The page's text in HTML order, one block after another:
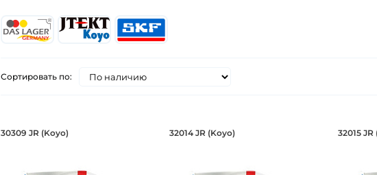
Сортировать по:
Подшипник 45х100х25/22 мм, конический
30309 JR (Koyo) Подшипник 70х110х25/
32014 JR (Koyo) 32015